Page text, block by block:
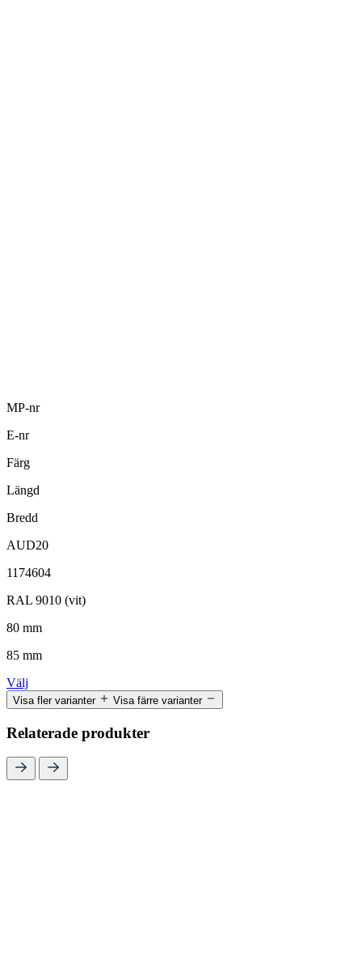
MP-nr
E-nr
Färg
Längd
Bredd
AUD20
1174604
RAL 9010 (vit)
80 mm
85 mm
Välj
Visa fler varianter Visa färre varianter
Relaterade produkter